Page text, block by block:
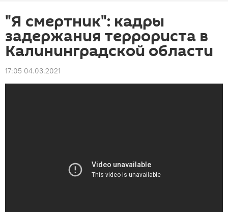
"Я смертник": кадры
задержания террориста в
Калининградской области
17:05 04.03.2021